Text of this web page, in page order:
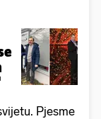
Pjesme